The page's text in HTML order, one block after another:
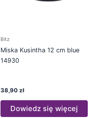
Bitz
Miska Kusintha 12 cm blue
14930
38,90 zł
Dowiedz się więcej